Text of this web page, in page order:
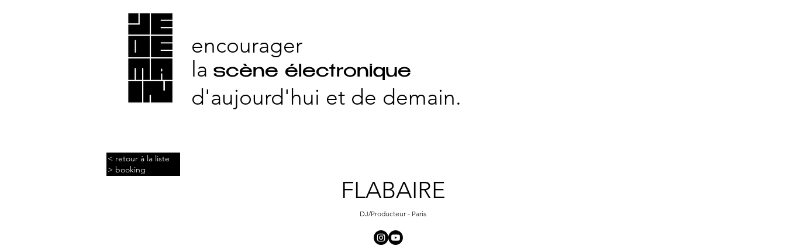
encourager
la scène électronique
d'aujourd'hui et de demain.
< retour à la liste
> booking
FLABAIRE
DJ/Producteur - Paris